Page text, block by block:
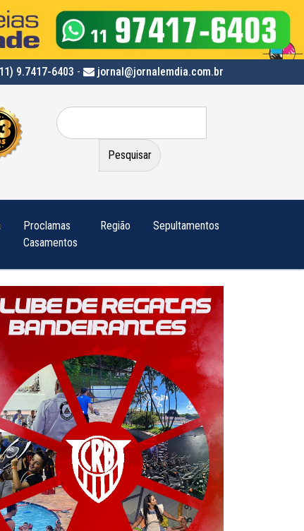
9.7417-6403 - jornal@jornalemdia.com.br
Pesquisar
por:
Proclamas
Casamentos
Região Sepultamentos